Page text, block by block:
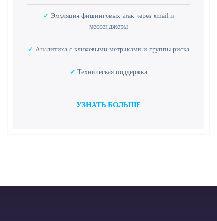
✔ Эмуляция фишинговых атак через email и
мессенджеры
✔ Аналитика с ключевыми метриками и группы риска
✔ Техническая поддержка
УЗНАТЬ БОЛЬШЕ